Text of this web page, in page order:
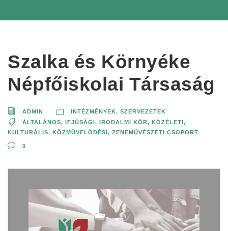
Szalka és Környéke
Népfőiskolai Társaság
ADMIN
INTÉZMÉNYEK, SZERVEZETEK
ÁLTALÁNOS, IFJÚSÁGI, IRODALMI KÖR, KÖZÉLETI,
KULTURÁLIS, KÖZMŰVELŐDÉSI, ZENEMŰVÉSZETI CSOPORT
0